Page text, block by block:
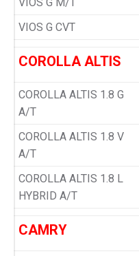
VIOS G CVT
COROLLA ALTIS
COROLLA ALTIS 1.8 G
A/T
COROLLA ALTIS 1.8 V
A/T
COROLLA ALTIS 1.8 L
HYBRID A/T
CAMRY